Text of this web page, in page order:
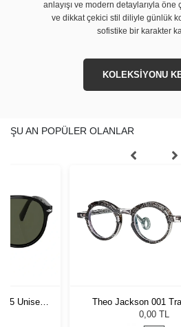
anlayışı ve modern detaylarıyla öne
ve dikkat çekici stil diliyle günlük
sofistike bir karakter
KOLEKSİYONU
ŞU AN POPÜLER OLANLAR
55 Unisex
Theo Jackson 001
Graphite Grey
0,00 TL